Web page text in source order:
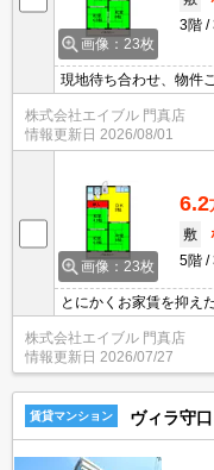
画像：23枚
3階
現地待ち合わせ、物件
せください!。
株式会社エイブル 門真店
情報更新日 2026/08/01
画像：23枚
6.2
敷
5階
とにかくお家賃を抑え
株式会社エイブル 門真店
情報更新日 2026/07/27
賃貸マンション ヴィラ守口